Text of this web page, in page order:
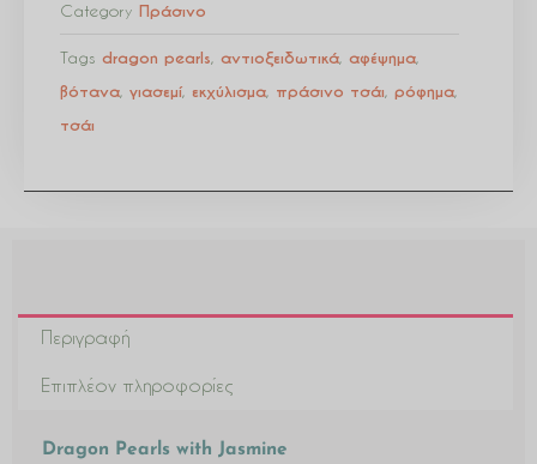
Category Πράσινο
Tags dragon pearls, αντιοξειδωτικά, αφέψημα,
βότανα, γιασεμί, εκχύλισμα, πράσινο τσάι, ρόφημα,
τσάι
Περιγραφή
Επιπλέον πληροφορίες
Dragon Pearls with Jasmine